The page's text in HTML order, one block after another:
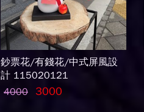
鈔票花/有錢花/中式屏風設
計 115020121
4000 3000